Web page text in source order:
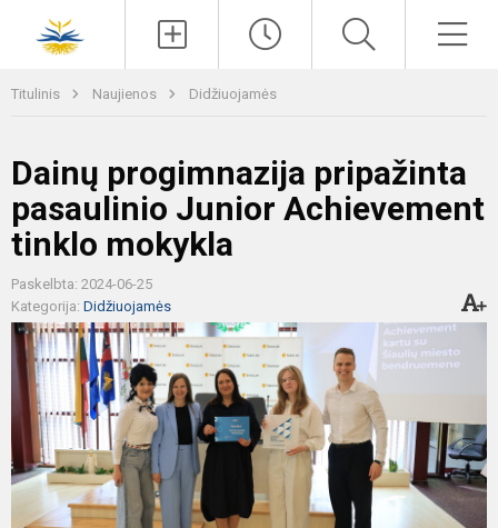
Titulinis Naujienos Didžiuojamės
Dainų progimnazija pripažinta
pasaulinio Junior Achievement
tinklo mokykla
Paskelbta: 2024-06-25
Kategorija: Didžiuojamės